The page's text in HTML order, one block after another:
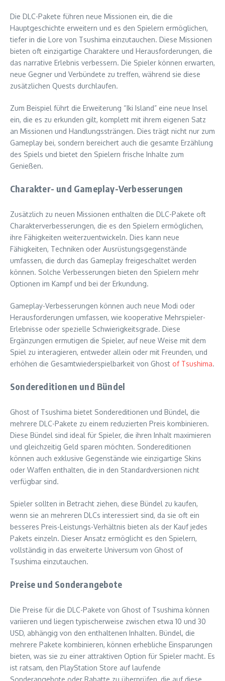
Die DLC-Pakete führen neue Missionen ein, die die
Hauptgeschichte erweitern und es den Spielern ermöglichen,
tiefer in die Lore von Tsushima einzutauchen. Diese Missionen
bieten oft einzigartige Charaktere und Herausforderungen, die
das narrative Erlebnis verbessern. Die Spieler können erwarten,
neue Gegner und Verbündete zu treffen, während sie diese
zusätzlichen Quests durchlaufen.
Zum Beispiel führt die Erweiterung “Iki Island” eine neue Insel
ein, die es zu erkunden gilt, komplett mit ihrem eigenen Satz
an Missionen und Handlungssträngen. Dies trägt nicht nur zum
Gameplay bei, sondern bereichert auch die gesamte Erzählung
des Spiels und bietet den Spielern frische Inhalte zum
Genießen.
Charakter- und Gameplay-Verbesserungen
Zusätzlich zu neuen Missionen enthalten die DLC-Pakete oft
Charakterverbesserungen, die es den Spielern ermöglichen,
ihre Fähigkeiten weiterzuentwickeln. Dies kann neue
Fähigkeiten, Techniken oder Ausrüstungsgegenstände
umfassen, die durch das Gameplay freigeschaltet werden
können. Solche Verbesserungen bieten den Spielern mehr
Optionen im Kampf und bei der Erkundung.
Gameplay-Verbesserungen können auch neue Modi oder
Herausforderungen umfassen, wie kooperative Mehrspieler-
Erlebnisse oder spezielle Schwierigkeitsgrade. Diese
Ergänzungen ermutigen die Spieler, auf neue Weise mit dem
Spiel zu interagieren, entweder allein oder mit Freunden, und
erhöhen die Gesamtwiederspielbarkeit von Ghost of Tsushima.
Sondereditionen und Bündel
Ghost of Tsushima bietet Sondereditionen und Bündel, die
mehrere DLC-Pakete zu einem reduzierten Preis kombinieren.
Diese Bündel sind ideal für Spieler, die ihren Inhalt maximieren
und gleichzeitig Geld sparen möchten. Sondereditionen
können auch exklusive Gegenstände wie einzigartige Skins
oder Waffen enthalten, die in den Standardversionen nicht
verfügbar sind.
Spieler sollten in Betracht ziehen, diese Bündel zu kaufen,
wenn sie an mehreren DLCs interessiert sind, da sie oft ein
besseres Preis-Leistungs-Verhältnis bieten als der Kauf jedes
Pakets einzeln. Dieser Ansatz ermöglicht es den Spielern,
vollständig in das erweiterte Universum von Ghost of
Tsushima einzutauchen.
Preise und Sonderangebote
Die Preise für die DLC-Pakete von Ghost of Tsushima können
variieren und liegen typischerweise zwischen etwa 10 und 30
USD, abhängig von den enthaltenen Inhalten. Bündel, die
mehrere Pakete kombinieren, können erhebliche Einsparungen
bieten, was sie zu einer attraktiven Option für Spieler macht. Es
ist ratsam, den PlayStation Store auf laufende